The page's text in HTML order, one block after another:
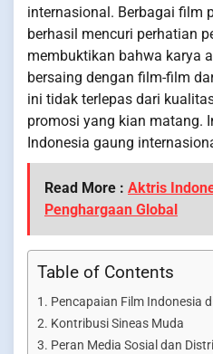
internasional. Berbagai film
berhasil mencuri perhatian
membuktikan bahwa karya
bersaing dengan film-film
ini tidak terlepas dari
promosi yang kian matang.
Indonesia gaung
Read More : Aktris
Penghargaan Global
Table of Contents
Pencapaian Film Indonesia
Kontribusi Sineas Muda
Peran Media Sosial dan